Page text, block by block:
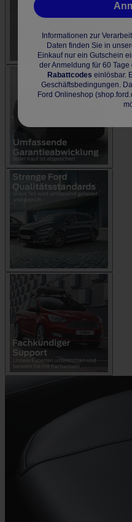
Informationen zur
Daten finden Sie in
Einkauf nur ein Gutschein
der Anmeldung für 60
Rabattcodes einlösbar.
Geschäftsbedingungen.
Ford Onlineshop